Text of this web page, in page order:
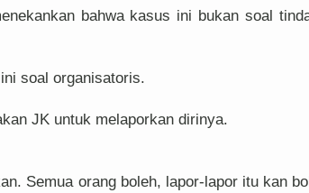
bahwa kasus ini bukan soal
soal organisatoris.
JK untuk melaporkan dirinya.
Semua orang boleh, lapor-lapor itu kan